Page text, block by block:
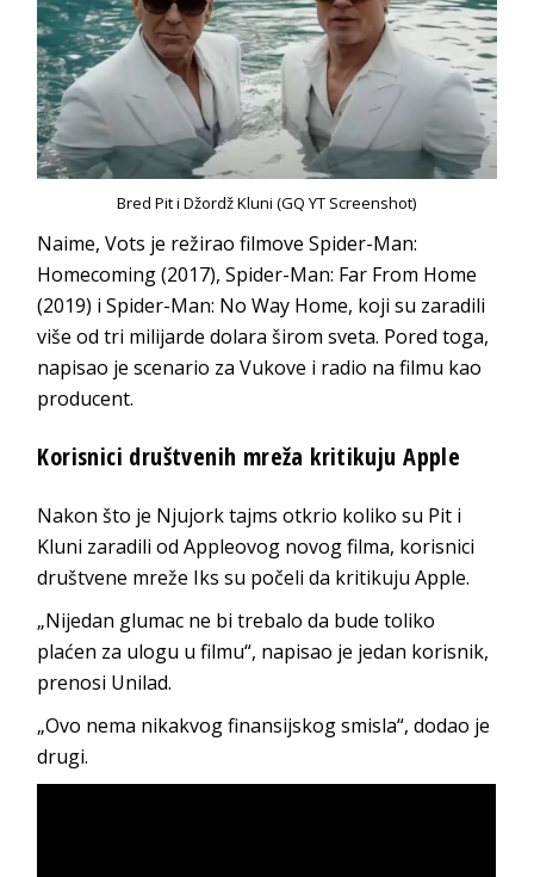
Bred Pit i Džordž Kluni (GQ YT Screenshot)
Naime, Vots je režirao filmove Spider-Man:
Homecoming (2017), Spider-Man: Far From Home
(2019) i Spider-Man: No Way Home, koji su zaradili
više od tri milijarde dolara širom sveta. Pored toga,
napisao je scenario za Vukove i radio na filmu kao
producent.
Korisnici društvenih mreža kritikuju Apple
Nakon što je Njujork tajms otkrio koliko su Pit i
Kluni zaradili od Appleovog novog filma, korisnici
društvene mreže Iks su počeli da kritikuju Apple.
„Nijedan glumac ne bi trebalo da bude toliko
plaćen za ulogu u filmu“, napisao je jedan korisnik,
prenosi Unilad.
„Ovo nema nikakvog finansijskog smisla“, dodao je
drugi.